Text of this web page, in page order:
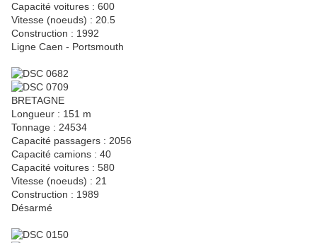
Capacité voitures : 600
Vitesse (noeuds) : 20.5
Construction : 1992
Ligne Caen - Portsmouth
BRETAGNE
Longueur : 151 m
Tonnage : 24534
Capacité passagers : 2056
Capacité camions : 40
Capacité voitures : 580
Vitesse (noeuds) : 21
Construction : 1989
Désarmé